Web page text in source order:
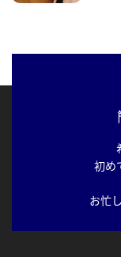
初め
お忙